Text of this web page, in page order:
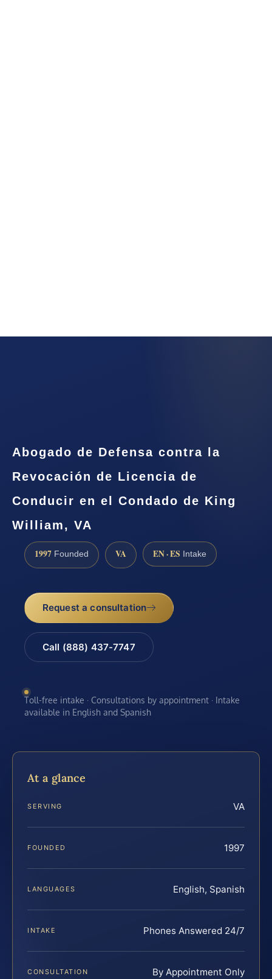
Abogado de Defensa contra la
Revocación de Licencia de
Conducir en el Condado de King
William, VA
1997 Founded VA EN · ES Intake
Request a consultation
Call (888) 437-7747
Toll-free intake · Consultations by appointment · Intake
available in English and Spanish
At a glance
SERVING VA
FOUNDED 1997
LANGUAGES English, Spanish
INTAKE Phones Answered 24/7
CONSULTATION By Appointment Only